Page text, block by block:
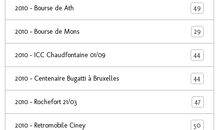
2010 - Bourse de Ath 49
2010 - Bourse de Mons 29
2010 - ICC Chaudfontaine 01/09 44
2010 - Centenaire Bugatti à Bruxelles 44
2010 - Rochefort 21/03 47
2010 - Retromobile Ciney 50